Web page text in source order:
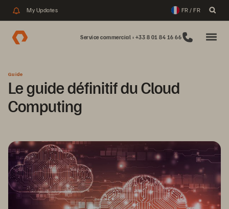
My Updates FR / FR
Service commercial : +33 8 01 84 16 66
Guide
Le guide définitif du Cloud
Computing